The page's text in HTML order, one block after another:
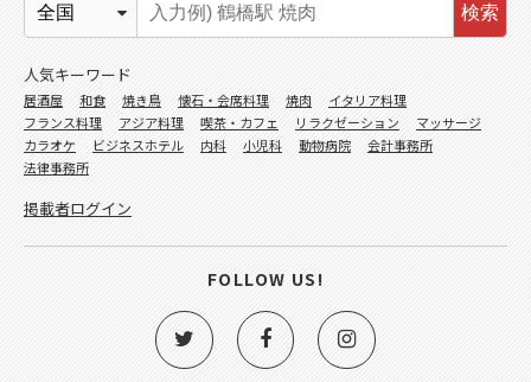
検索
人気キーワード
居酒屋 和食 焼き鳥 懐石・会席料理 焼肉
イタリア料理
フランス料理
アジア料理 喫茶・カフェ リラクゼーション
マッサージ
カラオケ
ビジネスホテル 内科 小児科 動物病院
会計事務所
法律事務所
掲載者ログイン
FOLLOW US!